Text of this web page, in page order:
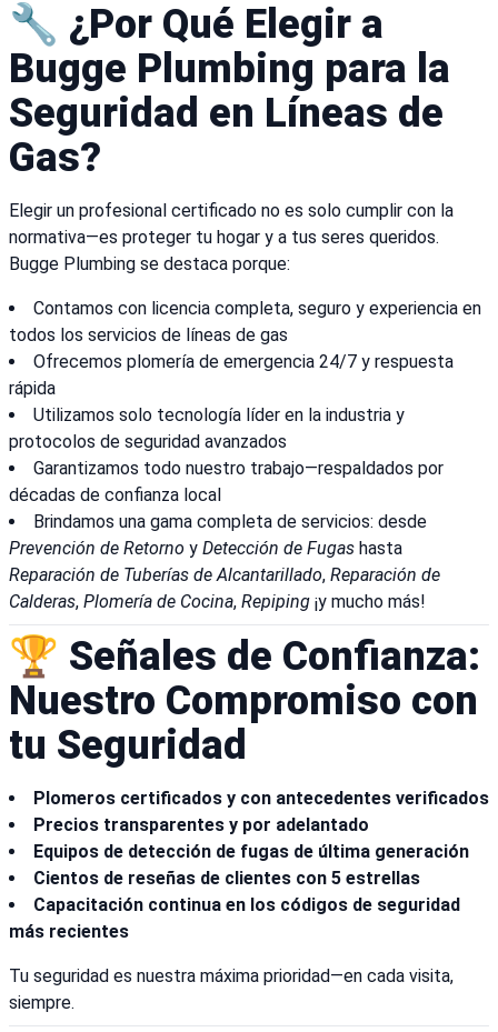
🔧 ¿Por Qué Elegir a
Bugge Plumbing para la
Seguridad en Líneas de
Gas?
Elegir un profesional certificado no es solo cumplir con la
normativa—es proteger tu hogar y a tus seres queridos.
Bugge Plumbing se destaca porque:
Contamos con licencia completa, seguro y experiencia en
todos los servicios de líneas de gas
Ofrecemos plomería de emergencia 24/7 y respuesta
rápida
Utilizamos solo tecnología líder en la industria y
protocolos de seguridad avanzados
Garantizamos todo nuestro trabajo—respaldados por
décadas de confianza local
Brindamos una gama completa de servicios: desde
Prevención de Retorno y Detección de Fugas hasta
Reparación de Tuberías de Alcantarillado, Reparación de
Calderas, Plomería de Cocina, Repiping ¡y mucho más!
🏆 Señales de Confianza:
Nuestro Compromiso con
tu Seguridad
Plomeros certificados y con antecedentes verificados
Precios transparentes y por adelantado
Equipos de detección de fugas de última generación
Cientos de reseñas de clientes con 5 estrellas
Capacitación continua en los códigos de seguridad
más recientes
Tu seguridad es nuestra máxima prioridad—en cada visita,
siempre.